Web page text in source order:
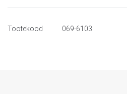
Tootekood 069-6103